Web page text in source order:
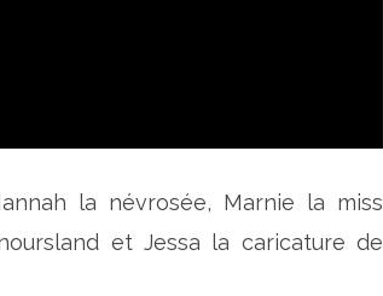
la névrosée, Marnie la miss
et Jessa la caricature de